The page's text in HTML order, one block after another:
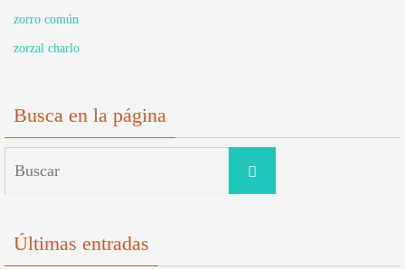
zorro común
zorzal charlo
Busca en la página
Buscar
Últimas entradas